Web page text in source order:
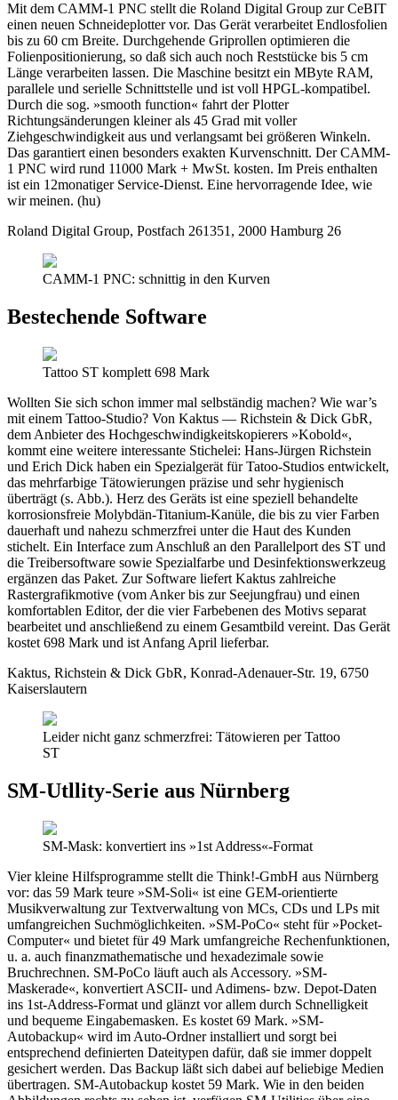
Mit dem CAMM-1 PNC stellt die Roland Digital Group zur CeBIT
einen neuen Schneideplotter vor. Das Gerät verarbeitet Endlosfolien
bis zu 60 cm Breite. Durchgehende Griprollen optimieren die
Folienpositionierung, so daß sich auch noch Reststücke bis 5 cm
Länge verarbeiten lassen. Die Maschine besitzt ein MByte RAM,
parallele und serielle Schnittstelle und ist voll HPGL-kompatibel.
Durch die sog. »smooth function« fahrt der Plotter
Richtungsänderungen kleiner als 45 Grad mit voller
Ziehgeschwindigkeit aus und verlangsamt bei größeren Winkeln.
Das garantiert einen besonders exakten Kurvenschnitt. Der CAMM-
1 PNC wird rund 11000 Mark + MwSt. kosten. Im Preis enthalten
ist ein 12monatiger Service-Dienst. Eine hervorragende Idee, wie
wir meinen. (hu)
Roland Digital Group, Postfach 261351, 2000 Hamburg 26
CAMM-1 PNC: schnittig in den Kurven
Bestechende Software
Tattoo ST komplett 698 Mark
Wollten Sie sich schon immer mal selbständig machen? Wie war’s
mit einem Tattoo-Studio? Von Kaktus — Richstein & Dick GbR,
dem Anbieter des Hochgeschwindigkeitskopierers »Kobold«,
kommt eine weitere interessante Stichelei: Hans-Jürgen Richstein
und Erich Dick haben ein Spezialgerät für Tatoo-Studios entwickelt,
das mehrfarbige Tätowierungen präzise und sehr hygienisch
überträgt (s. Abb.). Herz des Geräts ist eine speziell behandelte
korrosionsfreie Molybdän-Titanium-Kanüle, die bis zu vier Farben
dauerhaft und nahezu schmerzfrei unter die Haut des Kunden
stichelt. Ein Interface zum Anschluß an den Parallelport des ST und
die Treibersoftware sowie Spezialfarbe und Desinfektionswerkzeug
ergänzen das Paket. Zur Software liefert Kaktus zahlreiche
Rastergrafikmotive (vom Anker bis zur Seejungfrau) und einen
komfortablen Editor, der die vier Farbebenen des Motivs separat
bearbeitet und anschließend zu einem Gesamtbild vereint. Das Gerät
kostet 698 Mark und ist Anfang April lieferbar.
Kaktus, Richstein & Dick GbR, Konrad-Adenauer-Str. 19, 6750
Kaiserslautern
Leider nicht ganz schmerzfrei: Tätowieren per Tattoo
ST
SM-Utllity-Serie aus Nürnberg
SM-Mask: konvertiert ins »1st Address«-Format
Vier kleine Hilfsprogramme stellt die Think!-GmbH aus Nürnberg
vor: das 59 Mark teure »SM-Soli« ist eine GEM-orientierte
Musikverwaltung zur Textverwaltung von MCs, CDs und LPs mit
umfangreichen Suchmöglichkeiten. »SM-PoCo« steht für »Pocket-
Computer« und bietet für 49 Mark umfangreiche Rechenfunktionen,
u. a. auch finanzmathematische und hexadezimale sowie
Bruchrechnen. SM-PoCo läuft auch als Accessory. »SM-
Maskerade«, konvertiert ASCII- und Adimens- bzw. Depot-Daten
ins 1st-Address-Format und glänzt vor allem durch Schnelligkeit
und bequeme Eingabemasken. Es kostet 69 Mark. »SM-
Autobackup« wird im Auto-Ordner installiert und sorgt bei
entsprechend definierten Dateitypen dafür, daß sie immer doppelt
gesichert werden. Das Backup läßt sich dabei auf beliebige Medien
übertragen. SM-Autobackup kostet 59 Mark. Wie in den beiden